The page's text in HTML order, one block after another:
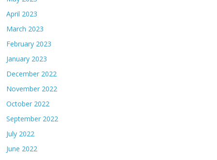
April 2023
March 2023
February 2023
January 2023
December 2022
November 2022
October 2022
September 2022
July 2022
June 2022